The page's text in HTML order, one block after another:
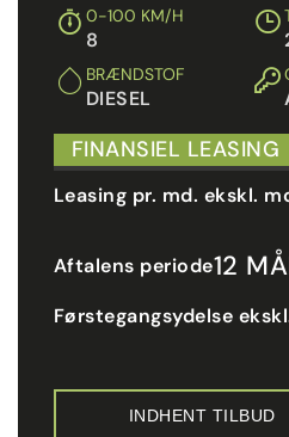
0-100 KM/H
8
BRÆNDSTOF
DIESEL
FINANSIEL LEASING
Leasing pr. md. ekskl.
Aftalens periode12
Førstegangsydelse
INDHENT TILBUD